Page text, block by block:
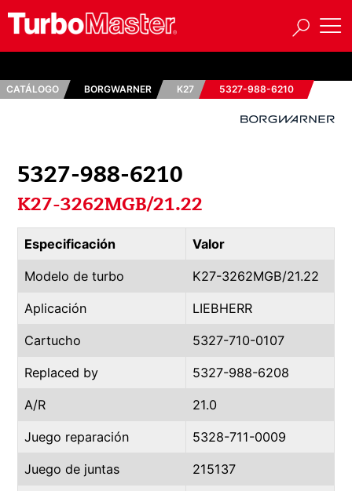
CATÁLOGO BORGWARNER K27 5327-988-6210
5327-988-6210
K27-3262MGB/21.22
Especificación Valor
Modelo de turbo K27-3262MGB/21.22
Aplicación LIEBHERR
Cartucho 5327-710-0107
Replaced by 5327-988-6208
A/R 21.0
Juego reparación 5328-711-0009
Juego de juntas 215137